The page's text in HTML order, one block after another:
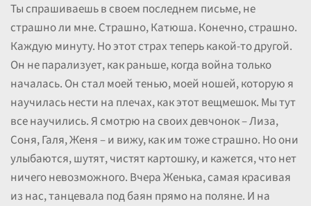
Ты спрашиваешь в своем последнем письме, не
страшно ли мне. Страшно, Катюша. Конечно, страшно.
Каждую минуту. Но этот страх теперь какой-то другой.
Он не парализует, как раньше, когда война только
началась. Он стал моей тенью, моей ношей, которую я
научилась нести на плечах, как этот вещмешок. Мы тут
все научились. Я смотрю на своих девчонок – Лиза,
Соня, Галя, Женя – и вижу, как им тоже страшно. Но они
улыбаются, шутят, чистят картошку, и кажется, что нет
ничего невозможного. Вчера Женька, самая красивая
из нас, танцевала под баян прямо на поляне. И на